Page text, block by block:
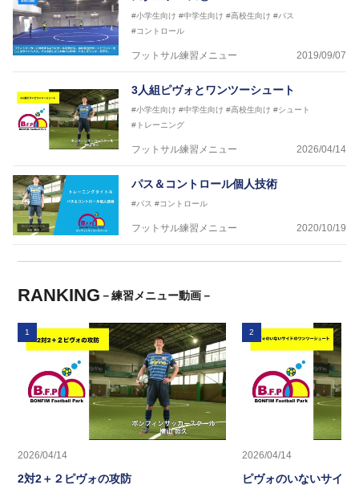
#小学生向け #中学生向け #高校生向け #パス
#コントロール
フットサル練習メニュー 2019/09/07
3人組ピヴォとワンツーシュート
#小学生向け #中学生向け #高校生向け #シュート
#トレーニング
フットサル練習メニュー 2026/04/14
パス＆コントロール個人技術
#パス #コントロール
フットサル練習メニュー 2020/10/19
RANKING －練習メニュー動画－
1
2026/04/14
2対2＋２ピヴォの攻防
2
2026/04/14
ピヴォのいないサイド